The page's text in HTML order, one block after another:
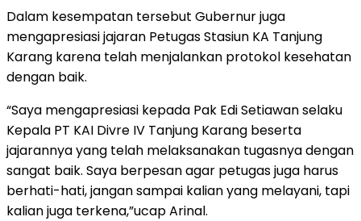
Dalam kesempatan tersebut Gubernur juga
mengapresiasi jajaran Petugas Stasiun KA Tanjung
Karang karena telah menjalankan protokol kesehatan
dengan baik.
“Saya mengapresiasi kepada Pak Edi Setiawan selaku
Kepala PT KAI Divre IV Tanjung Karang beserta
jajarannya yang telah melaksanakan tugasnya dengan
sangat baik. Saya berpesan agar petugas juga harus
berhati-hati, jangan sampai kalian yang melayani, tapi
kalian juga terkena,”ucap Arinal.